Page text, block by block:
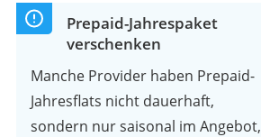
Prepaid-Jahrespaket
verschenken
Manche Provider haben Prepaid-
Jahresflats nicht dauerhaft,
sondern nur saisonal im Angebot,